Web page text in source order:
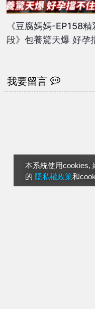
本系統使用cookies,
的 隱私權政策和
《豆腐媽媽-EP158精
段》包養驚天爆 好孕
我要留言